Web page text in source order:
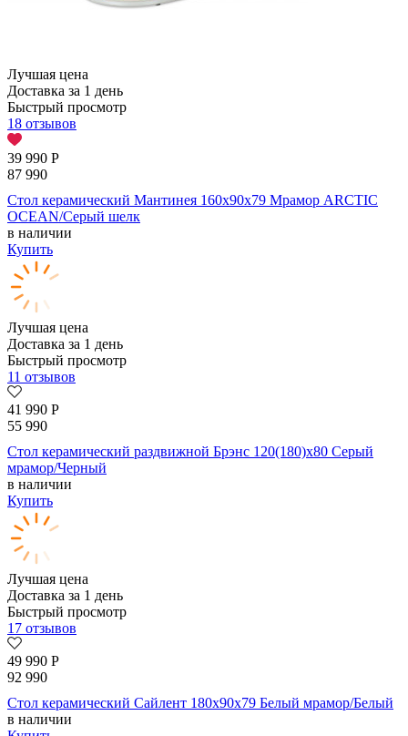
Лучшая цена
Доставка за 1 день
Быстрый просмотр
18 отзывов
39 990 Р
87 990
Стол керамический Мантинея 160х90х79 Мрамор ARCTIC
OCEAN/Серый шелк
в наличии
Купить
Лучшая цена
Доставка за 1 день
Быстрый просмотр
11 отзывов
41 990 Р
55 990
Стол керамический раздвижной Брэнс 120(180)х80 Серый
мрамор/Черный
в наличии
Купить
Лучшая цена
Доставка за 1 день
Быстрый просмотр
17 отзывов
49 990 Р
92 990
Стол керамический Сайлент 180х90х79 Белый мрамор/Белый
в наличии